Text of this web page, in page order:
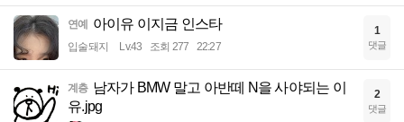
연예 아이유 이지금 인스타
입술돼지 Lv.43 조회 277 22:27
1
댓글
계층 남자가 BMW 말고 아반떼 N을 사야되는 이
유.jpg
2
댓글